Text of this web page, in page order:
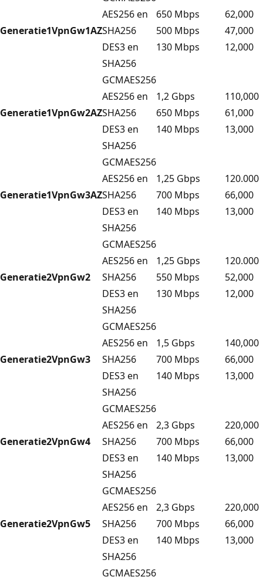
Generatie1VpnGw1AZ
AES256 en
SHA256
DES3 en
SHA256
650 Mbps
500 Mbps
130 Mbps
62,000
47,000
12,000
Generatie1VpnGw2AZ
GCMAES256
AES256 en
SHA256
DES3 en
SHA256
1,2 Gbps
650 Mbps
140 Mbps
110,000
61,000
13,000
Generatie1VpnGw3AZ
GCMAES256
AES256 en
SHA256
DES3 en
SHA256
1,25 Gbps
700 Mbps
140 Mbps
120.000
66,000
13,000
Generatie2VpnGw2
GCMAES256
AES256 en
SHA256
DES3 en
SHA256
1,25 Gbps
550 Mbps
130 Mbps
120.000
52,000
12,000
Generatie2VpnGw3
GCMAES256
AES256 en
SHA256
DES3 en
SHA256
1,5 Gbps
700 Mbps
140 Mbps
140,000
66,000
13,000
Generatie2VpnGw4
GCMAES256
AES256 en
SHA256
DES3 en
SHA256
2,3 Gbps
700 Mbps
140 Mbps
220,000
66,000
13,000
Generatie2VpnGw5
GCMAES256
AES256 en
SHA256
DES3 en
SHA256
2,3 Gbps
700 Mbps
140 Mbps
220,000
66,000
13,000
GCMAES256